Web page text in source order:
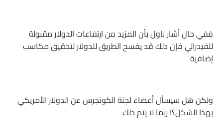
ففي حال أشار باول بأن المزيد من ارتفاعات الدولار مقبولة
للفيدرالي فإن ذلك قد يفسح الطريق للدولار لتحقيق مكاسب
إضافية
ولكن هل سيسأل أعضاء لجنة الكونجرس عن الدولار الأمريكي
بهذا الشكل؟! ربما لا يتم ذلك